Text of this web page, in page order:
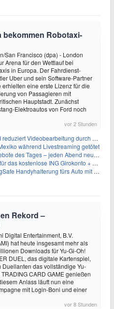
bekommen Robotaxi-
San Francisco (dpa) - London
Arena für den Wettlauf bei
in Europa. Der Fahrdienst-
Uber und sein Software-Partner
erhielten eine erste Lizenz für die
von Passagieren mit
Hauptstadt. Zunächst
Elektroautos von Ford noch
vor 2 Stunden
durch audio-gesteuerte Bildauswahl um 65%
während Livestreaming getötet
Tages – jeden Abend neue Deals zum Stöbern
ING Girokonto + gratis Visa + 3,75% Zinsen
fürs Auto mit 20 N52-Magneten für 7,96€
Rekord –
Digital Entertainment, B.V.
hat heute insgesamt mehr als
Downloads für Yu-Gi-Oh!
DUEL, das digitale Kartenspiel,
Duellanten das vollständige Yu-
TRADING CARD GAME genießen
Anlass läuft nun eine
mit Login-Boni und einer
vor 8 Stunden